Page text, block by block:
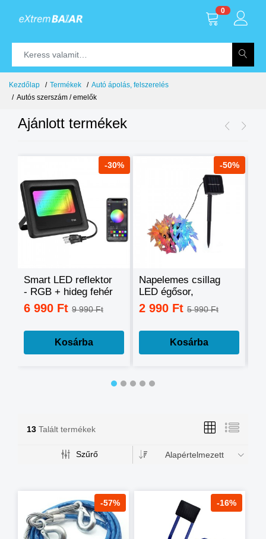
0
Kezdőlap Termékek
Autó ápolás, felszerelés
Autós szerszám / emelők
Ajánlott termékek
-30%
Smart LED reflektor
- RGB + hideg fehér
+ meleg fehér, okos
telefonnal
6 990 Ft 9 990 Ft
Kosárba
-50%
Napelemes csillag
LED égősor,
fényfüzér
2 990 Ft 5 990 Ft
Kosárba
13 Talált termékek
Szűrő Alapértelmezett
-57% -16%